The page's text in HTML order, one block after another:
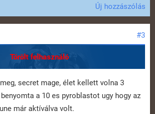
Új hozzászólás
#3
Törölt felhasználó
secret mage, élet kellett volna 3
a 10 es pyroblastot ugy hogy az
már aktíválva volt.